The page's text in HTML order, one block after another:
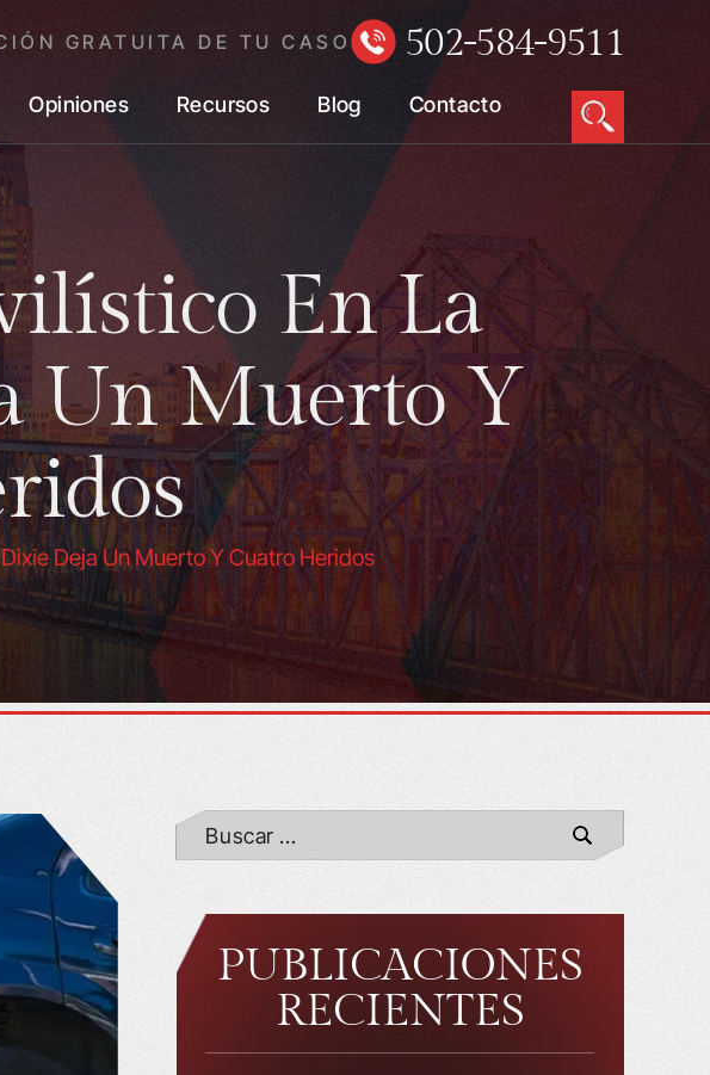
GRATUITA DE TU CASO 502-584-9511
Opiniones Recursos Blog Contacto
En La
Un Muerto Y
Deja Un Muerto Y Cuatro Heridos
PUBLICACIONES
RECIENTES